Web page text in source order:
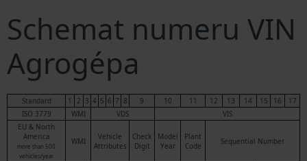
Schemat numeru VIN
Agrogépa
Standard 1 2 3 4 5 6 7 8 9 10 11 12 13 14 15 16
17
ISO 3779
WMI VDS
VIS
EU & North
America
more than 500
vehicles/year
WMI
Vehicle
Attributes
Check
Digit
Model
Year
Plant
Code
Sequential Number